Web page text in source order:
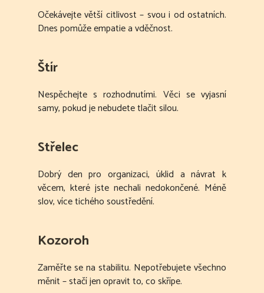
Očekávejte větší citlivost – svou i od ostatních.
Dnes pomůže empatie a vděčnost.
Štír
Nespěchejte s rozhodnutími. Věci se vyjasní
samy, pokud je nebudete tlačit silou.
Střelec
Dobrý den pro organizaci, úklid a návrat k
věcem, které jste nechali nedokončené. Méně
slov, více tichého soustředění.
Kozoroh
Zaměřte se na stabilitu. Nepotřebujete všechno
měnit – stačí jen opravit to, co skřípe.